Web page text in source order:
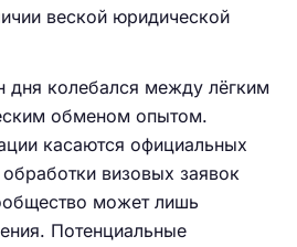
веской юридической
дня колебался между лёгким
обменом опытом.
касаются официальных
визовых заявок
может лишь
Потенциальные